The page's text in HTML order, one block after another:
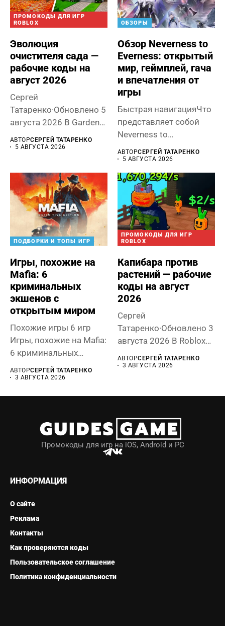
ПРОМОКОДЫ ДЛЯ ИГР
ROBLOX
Эволюция
очистителя сада —
рабочие коды на
август 2026
Сергей
Татаренко·Обновлено 5
августа 2026 В Garden
Cleaner Evolution
(Эволюция очистителя
АВТОРСЕРГЕЙ ТАТАРЕНКО
5 АВГУСТА 2026
ОБЗОРЫ
Обзор Neverness to
Everness: открытый
мир, геймплей, гача
и впечатления от
игры
Быстрая навигацияЧто
представляет собой
Neverness to
EvernessСюжет и мир
Neverness to
EvernessГлавный...
АВТОРСЕРГЕЙ ТАТАРЕНКО
5 АВГУСТА 2026
ПОДБОРКИ И ТОПЫ ИГР
Игры, похожие на
Mafia: 6
криминальных
экшенов с
открытым миром
Похожие игры 6 игр
Игры, похожие на Mafia:
6 криминальных
экшенов с...
АВТОРСЕРГЕЙ ТАТАРЕНКО
3 АВГУСТА 2026
ПРОМОКОДЫ ДЛЯ ИГР
ROBLOX
Капибара против
растений — рабочие
коды на август
2026
Сергей
Татаренко·Обновлено 3
августа 2026 В Roblox
Capybaras VS Plants
милые капибары...
АВТОРСЕРГЕЙ ТАТАРЕНКО
3 АВГУСТА 2026
Промокоды для игр на iOS, Android и PC
ИНФОРМАЦИЯ
О сайте
Реклама
Контакты
Как проверяются коды
Пользовательское соглашение
Политика конфиденциальности